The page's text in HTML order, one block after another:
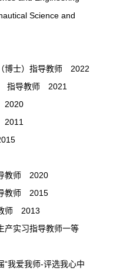
Science and
博士）指导教师 2022
指导教师 2021
2020
2011
教师 2020
教师 2015
师 2013
产实习指导教师一等
“我爱我师-评选我心中